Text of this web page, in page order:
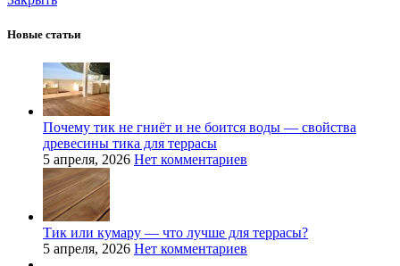
Новые статьи
Почему тик не гниёт и не боится воды — свойства
древесины тика для террасы
5 апреля, 2026 Нет комментариев
Тик или кумару — что лучше для террасы?
5 апреля, 2026 Нет комментариев